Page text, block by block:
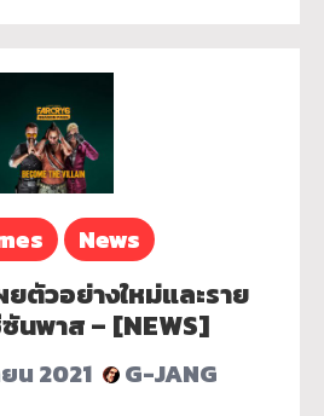
News
ตัวอย่างใหม่และราย
นพาส – [NEWS]
น 2021
G-JANG